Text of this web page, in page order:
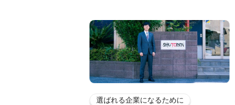
選ばれる企業になるために